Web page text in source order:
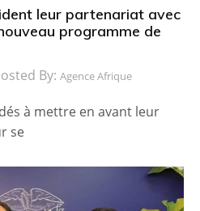
leur partenariat avec
programme de
By: Agence Afrique
à mettre en avant leur
se